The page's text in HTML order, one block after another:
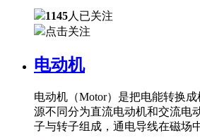
1145人已关注
点击关注
电动机
电动机（Motor）是把电能转换
源不同分为直流电动机和交流电
子与转子组成，通电导线在磁场